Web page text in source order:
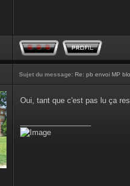
Sujet du message: Re: pb envoi MP
Oui, tant que c'est pas lu ça